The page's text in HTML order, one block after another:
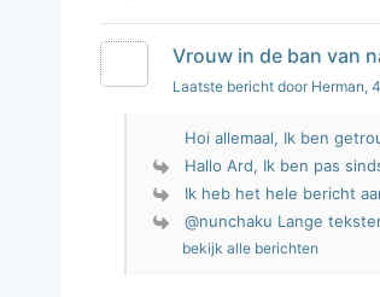
Vrouw in de ban van
Laatste bericht door Herman,
Hoi allemaal, Ik ben
Hallo Ard, Ik ben pas
Ik heb het hele bericht
@nunchaku Lange
bekijk alle berichten